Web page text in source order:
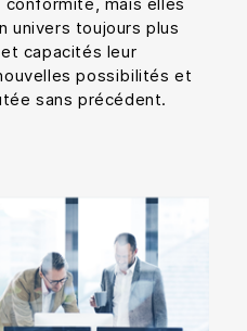
univers toujours plus
capacités leur
possibilités et
sans précédent.